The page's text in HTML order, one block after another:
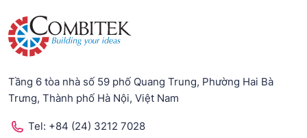
Tầng 6 tòa nhà số 59 phố Quang Trung, Phường Hai Bà
Trưng, Thành phố Hà Nội, Việt Nam
Tel: +84 (24) 3212 7028